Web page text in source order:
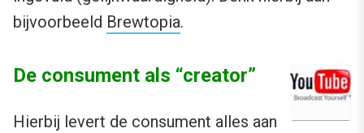
bijvoorbeeld Brewtopia.
De consument als “creator”
Hierbij levert de consument alles aan